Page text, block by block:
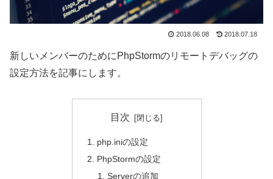
2018.06.08 2018.07.18
新しいメンバーのためにPhpStormのリモートデバッグの
設定方法を記事にします。
目次
php.iniの設定
PhpStormの設定
Serverの追加